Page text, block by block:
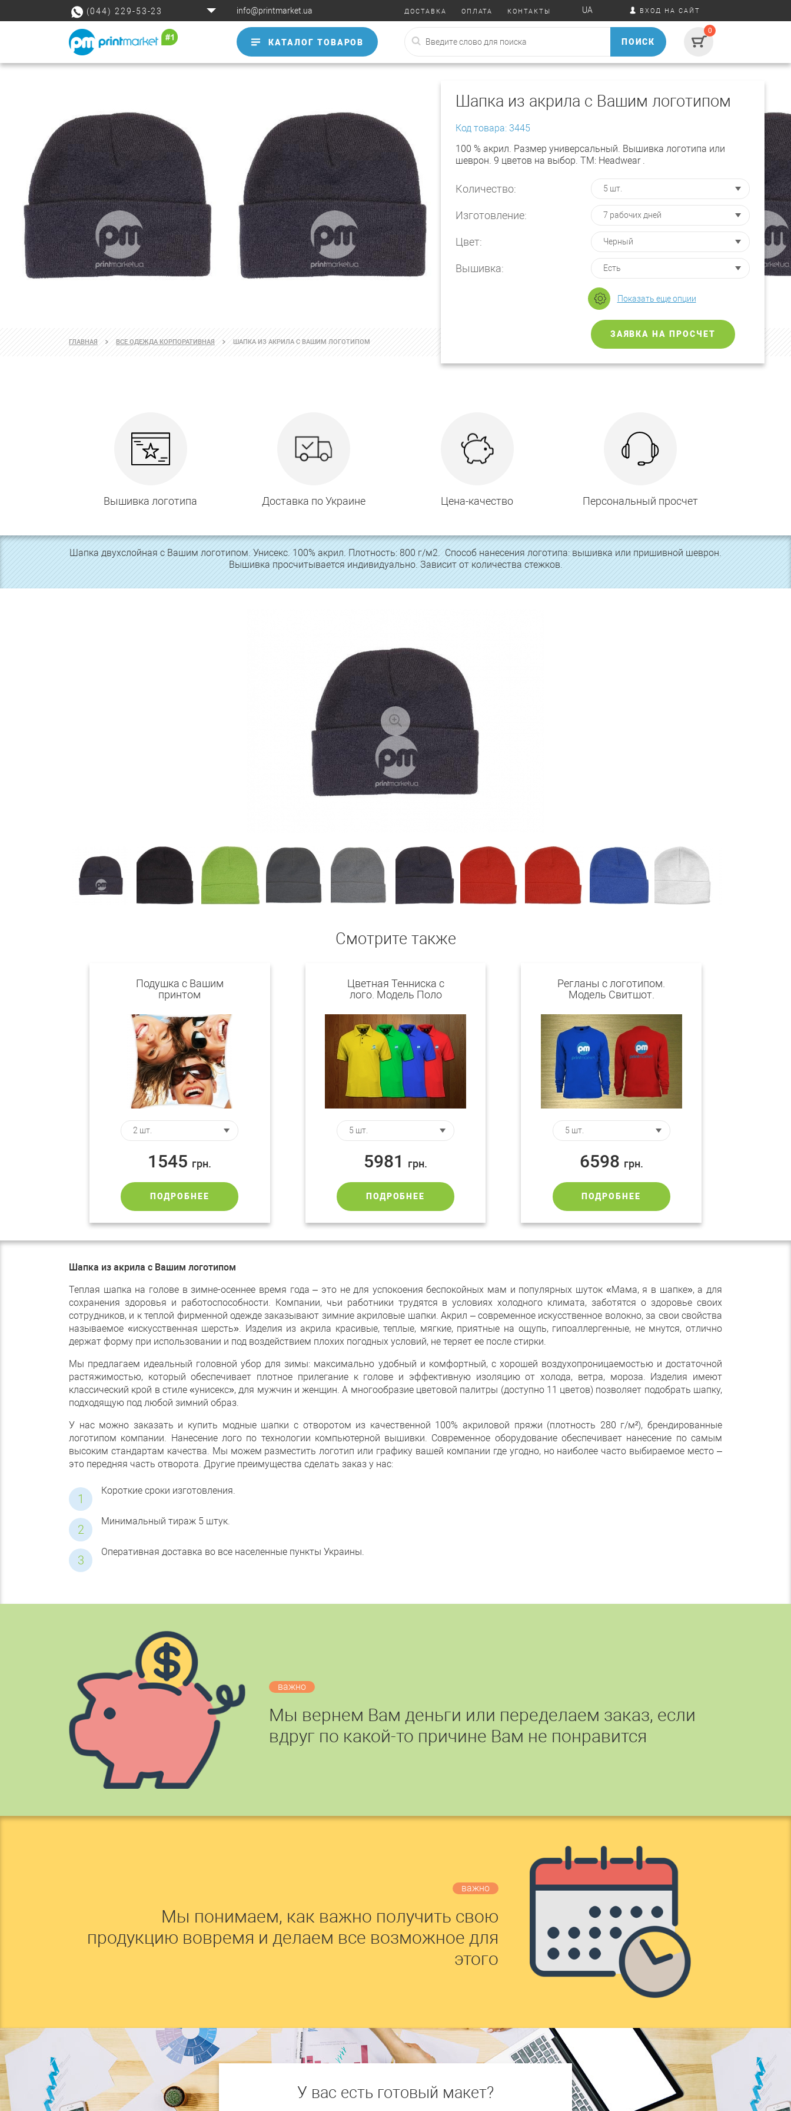
(044) 229-53-23 info@printmarket.ua ДОСТАВКА ОПЛАТА КОНТАКТЫ UA ВХОД НА САЙТ
КАТАЛОГ ТОВАРОВ ПОИСК
0
Шапка из акрила с Вашим логотипом
Код товара: 3445
100 % акрил. Размер универсальный. Вышивка логотипа или
шеврон. 9 цветов на выбор. ТМ: Headwear .
Количество:
Изготовление:
Цвет:
Вышивка:
Показать еще опции
ЗАЯВКА НА ПРОСЧЕТ
ГЛАВНАЯ ВСЕ ОДЕЖДА КОРПОРАТИВНАЯ ШАПКА ИЗ АКРИЛА С ВАШИМ ЛОГОТИПОМ
Вышивка логотипа Доставка по Украине Цена-качество Персональный просчет
Шапка двухслойная с Вашим логотипом. Унисекс. 100% акрил. Плотность: 800 г/м2. Способ нанесения логотипа: вышивка или пришивной шеврон.
Вышивка просчитывается индивидуально. Зависит от количества стежков.
Смотрите также
Подушка с Вашим
принтом
1545 грн.
ПОДРОБНЕЕ
Цветная Тенниска с
лого. Модель Поло
5981 грн.
ПОДРОБНЕЕ
Регланы с логотипом.
Модель Свитшот.
6598 грн.
ПОДРОБНЕЕ
Шапка из акрила с Вашим логотипом
Теплая шапка на голове в зимне-осеннее время года – это не для успокоения беспокойных мам и популярных шуток «Мама, я в шапке», а для
сохранения здоровья и работоспособности. Компании, чьи работники трудятся в условиях холодного климата, заботятся о здоровье своих
сотрудников, и к теплой фирменной одежде заказывают зимние акриловые шапки. Акрил – современное искусственное волокно, за свои свойства
называемое «искусственная шерсть». Изделия из акрила красивые, теплые, мягкие, приятные на ощупь, гипоаллергенные, не мнутся, отлично
держат форму при использовании и под воздействием плохих погодных условий, не теряет ее после стирки.
Мы предлагаем идеальный головной убор для зимы: максимально удобный и комфортный, с хорошей воздухопроницаемостью и достаточной
растяжимостью, который обеспечивает плотное прилегание к голове и эффективную изоляцию от холода, ветра, мороза. Изделия имеют
классический крой в стиле «унисекс», для мужчин и женщин. А многообразие цветовой палитры (доступно 11 цветов) позволяет подобрать шапку,
подходящую под любой зимний образ.
У нас можно заказать и купить модные шапки с отворотом из качественной 100% акриловой пряжи (плотность 280 г/м²), брендированные
логотипом компании. Нанесение лого по технологии компьютерной вышивки. Современное оборудование обеспечивает нанесение по самым
высоким стандартам качества. Мы можем разместить логотип или графику вашей компании где угодно, но наиболее часто выбираемое место –
это передняя часть отворота. Другие преимущества сделать заказ у нас:
Короткие сроки изготовления.
Минимальный тираж 5 штук.
Оперативная доставка во все населенные пункты Украины.
важно
Мы вернем Вам деньги или переделаем заказ, если
вдруг по какой-то причине Вам не понравится
важно
Мы понимаем, как важно получить свою
продукцию вовремя и делаем все возможное для
этого
У вас есть готовый макет?